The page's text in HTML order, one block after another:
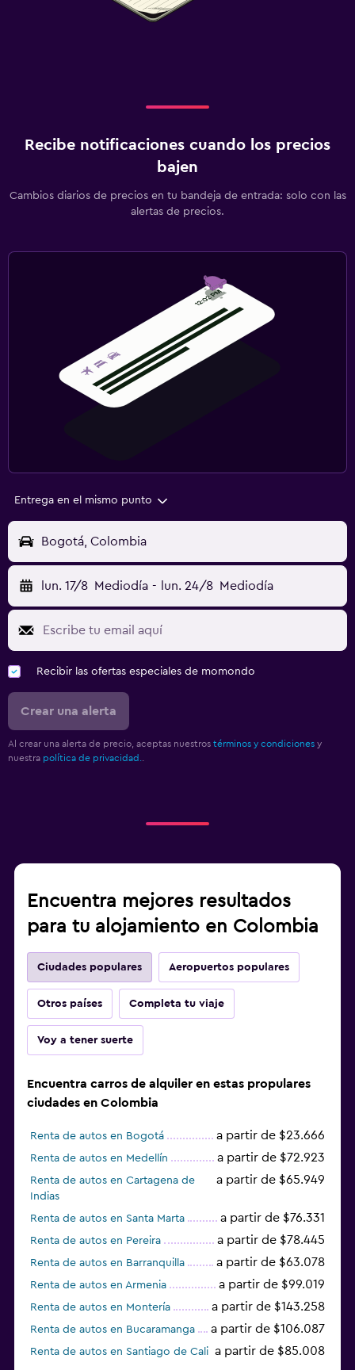
Recibe notificaciones cuando los precios
bajen
Cambios diarios de precios en tu bandeja de entrada: solo con las
alertas de precios.
Entrega en el mismo punto
Bogotá, Colombia
lun. 17/8 Mediodía - lun. 24/8 Mediodía
Recibir las ofertas especiales de momondo
Crear una alerta
Al crear una alerta de precio, aceptas nuestros términos y condiciones y
nuestra política de privacidad..
Encuentra mejores resultados
para tu alojamiento en Colombia
Ciudades populares Aeropuertos populares
Otros países Completa tu viaje
Voy a tener suerte
Encuentra carros de alquiler en estas propulares
ciudades en Colombia
Renta de autos en Bogotá a partir de $23.666
Renta de autos en Medellín a partir de $72.923
Renta de autos en Cartagena de
Indias
a partir de $65.949
Renta de autos en Santa Marta a partir de $76.331
Renta de autos en Pereira a partir de $78.445
Renta de autos en Barranquilla a partir de $63.078
Renta de autos en Armenia a partir de $99.019
Renta de autos en Montería a partir de $143.258
Renta de autos en Bucaramanga a partir de $106.087
Renta de autos en Santiago de Cali a partir de $85.008